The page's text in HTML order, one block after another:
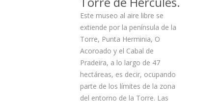
Este museo al aire libre se
extiende por la península de la
Torre, Punta Herminia, O
Acoroado y el Cabal de
Pradeira, a lo largo de 47
hectáreas, es decir, ocupando
parte de los límites de la zona
del entorno de la Torre. Las